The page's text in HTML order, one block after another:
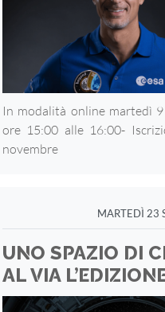
In modalità online martedì
ore 15:00 alle 16:00-
novembre
MARTEDÌ 23
UNO SPAZIO DI
AL VIA